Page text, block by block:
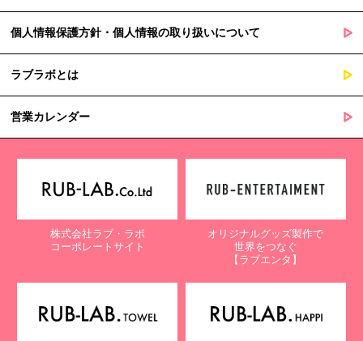
個人情報保護方針・個人情報の取り扱いについて
ラブラボとは
営業カレンダー
株式会社ラブ・ラボ
コーポレートサイト
オリジナルグッズ製作で
世界をつなぐ
【ラブエンタ】